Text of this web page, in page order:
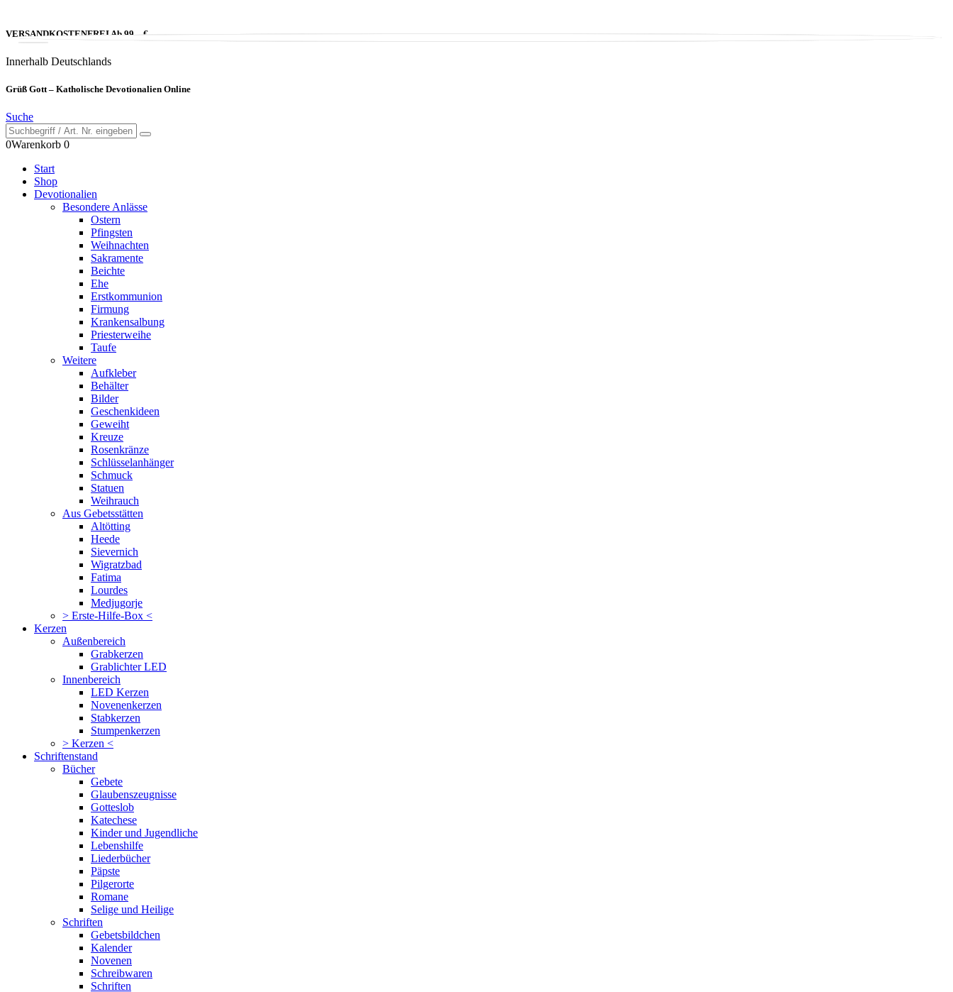
VERSANDKOSTENFREI Ab 99,– €
Innerhalb Deutschlands
Grüß Gott – Katholische Devotionalien Online
Suche
0Warenkorb 0
Start
Shop
Devotionalien
Besondere Anlässe
Ostern
Pfingsten
Weihnachten
Sakramente
Beichte
Ehe
Erstkommunion
Firmung
Krankensalbung
Priesterweihe
Taufe
Weitere
Aufkleber
Behälter
Bilder
Geschenkideen
Geweiht
Kreuze
Rosenkränze
Schlüsselanhänger
Schmuck
Statuen
Weihrauch
Aus Gebetsstätten
Altötting
Heede
Sievernich
Wigratzbad
Fatima
Lourdes
Medjugorje
> Erste-Hilfe-Box <
Kerzen
Außenbereich
Grabkerzen
Grablichter LED
Innenbereich
LED Kerzen
Novenenkerzen
Stabkerzen
Stumpenkerzen
> Kerzen <
Schriftenstand
Bücher
Gebete
Glaubenszeugnisse
Gotteslob
Katechese
Kinder und Jugendliche
Lebenshilfe
Liederbücher
Päpste
Pilgerorte
Romane
Selige und Heilige
Schriften
Gebetsbildchen
Kalender
Novenen
Schreibwaren
Schriften